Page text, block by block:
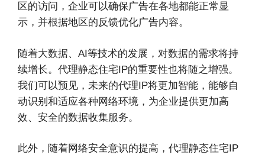
区的访问，企业可以确保广告在各地都能正常显
示，并根据地区的反馈优化广告内容。
随着大数据、AI等技术的发展，对数据的需求将持
续增长。代理静态住宅IP的重要性也将随之增强。
我们可以预见，未来的代理IP将更加智能，能够自
动识别和适应各种网络环境，为企业提供更加高
效、安全的数据收集服务。
此外，随着网络安全意识的提高，代理静态住宅IP